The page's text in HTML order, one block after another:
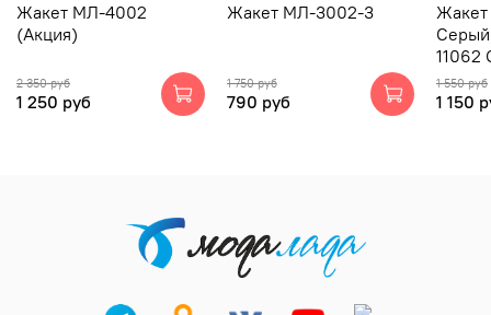
Жакет МЛ-4002
(Акция)
2 350 руб
1 250 руб
Жакет МЛ-3002-3
1 750 руб
790 руб
11062
1 550 руб
1 150